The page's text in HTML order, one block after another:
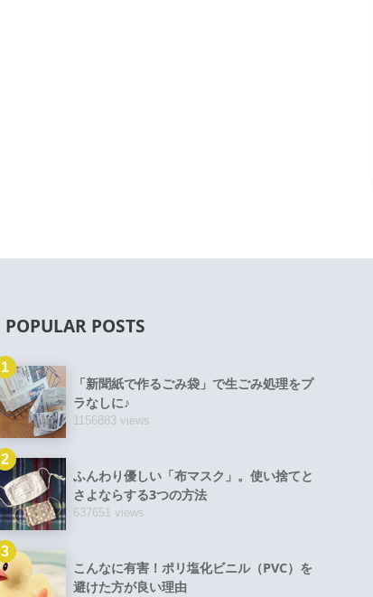
POPULAR POSTS
1
「新聞紙で作るごみ袋」で生ごみ処理をプ
ラなしに♪
1156883 views
2
ふんわり優しい「布マスク」。使い捨てと
さよならする3つの方法
637651 views
3
こんなに有害！ポリ塩化ビニル（PVC）を
避けた方が良い理由